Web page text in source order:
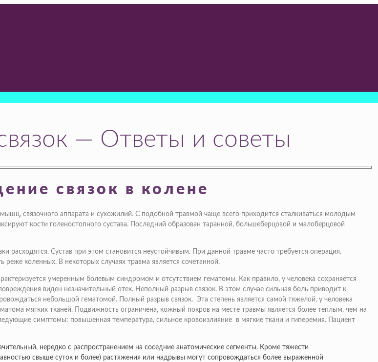
— Ответы и советы
связок в колене
связочного аппарата и сухожилий. С подобной травмой чаще всего приходится сталкиваться молодым
кости голеностопного сустава. Последний образован таранной, большеберцовой и малоберцовой
Сустав при этом становится неустойчивым. При данной травме часто требуется операция.
реже коленных. В некоторых случаях травма является сочетанной.
умеренным болевым синдромом и отсутствием гематомы. Как правило, у человека сохраняется
виден незначительный отек. Неполный разрыв связок. В этом случае сильная боль приводит к
небольшой гематомой. Полный разрыв связок. Эта степень является самой тяжелой, у человека
мягких тканей. Подвижность ограничена, кожный покров на месте травмы является более теплым, чем на
симптомы: повышенная температура, сильное кровоизлияние в мягкие ткани и гиперемия. Пациент
нередко с распространением на соседние анатомические сегменты. Кроме тяжести
свыше суток и более) растяжения или надрывы могут сопровождаться более выраженной